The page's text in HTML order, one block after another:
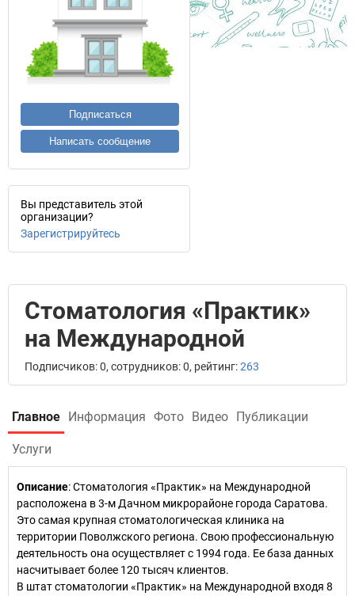
Подписаться
Написать сообщение
Вы представитель этой
организации?
Зарегистрируйтесь
Стоматология «Практик»
на Международной
Подписчиков: 0, сотрудников: 0, рейтинг:263
Главное Информация Фото Видео Публикации
Услуги
Описание: Стоматология «Практик» на Международной
расположена в 3-м Дачном микрорайоне города Саратова.
Это самая крупная стоматологическая клиника на
территории Поволжского региона. Свою профессиональную
деятельность она осуществляет с 1994 года. Ее база данных
насчитывает более 120 тысяч клиентов.
В штат стоматологии «Практик» на Международной входя 8